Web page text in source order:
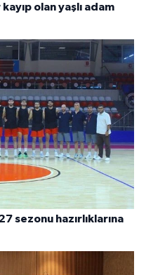
olan yaşlı adam
sezonu hazırlıklarına